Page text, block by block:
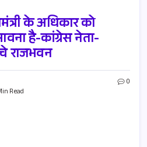
के अधिकार को
है-कांग्रेस नेता-
राजभवन
Read
0